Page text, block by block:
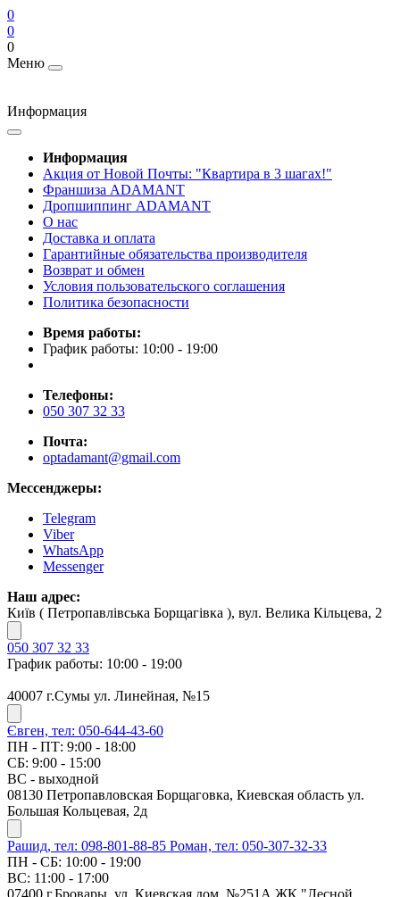
0
0
0
Меню
Информация
Информация
Акция от Новой Почты: "Квартира в 3 шагах!"
Франшиза ADAMANT
Дропшиппинг ADAMANT
О нас
Доставка и оплата
Гарантийные обязательства производителя
Возврат и обмен
Условия пользовательского соглашения
Политика безопасности
Время работы:
График работы: 10:00 - 19:00
Телефоны:
050 307 32 33
Почта:
optadamant@gmail.com
Мессенджеры:
Telegram
Viber
WhatsApp
Messenger
Наш адрес:
Київ ( Петропавлівська Борщагівка ), вул. Велика Кільцева, 2
050 307 32 33
График работы: 10:00 - 19:00
40007 г.Сумы ул. Линейная, №15
Євген, тел: 050-644-43-60
ПН - ПТ: 9:00 - 18:00
СБ: 9:00 - 15:00
ВС - выходной
08130 Петропавловская Борщаговка, Киевская область ул.
Большая Кольцевая, 2д
Рашид, тел: 098-801-88-85 Роман, тел: 050-307-32-33
ПН - СБ: 10:00 - 19:00
ВС: 11:00 - 17:00
07400 г.Бровары, ул. Киевская дом. №251А ЖК "Лесной